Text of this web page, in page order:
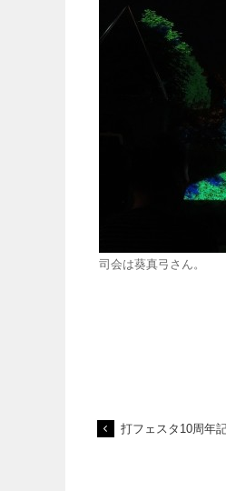
司会は葵真弓さん。
打フェスタ10周年